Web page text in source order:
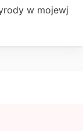
w mojewj